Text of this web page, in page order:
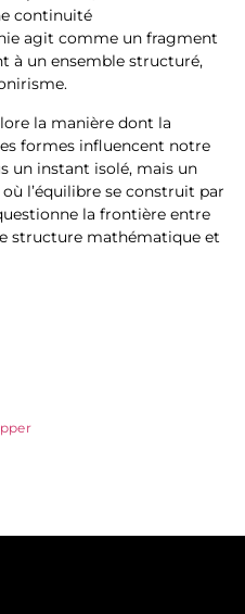
continuité
agit comme un fragment
à un ensemble structuré,
la manière dont la
formes influencent notre
un instant isolé, mais un
l’équilibre se construit par
la frontière entre
structure mathématique et